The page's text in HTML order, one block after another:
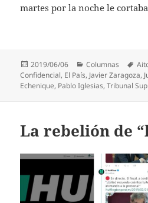
martes por la noche le
Publicado
el
2019/06/06 Categorías
Columnas
Confidencial, El País, Javier Zaragoza,
Echenique, Pablo Iglesias,Tribunal
La rebelión de